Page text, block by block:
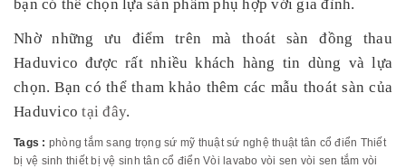
bạn có thể chọn lựa sản phẩm phụ hợp với gia đình.
Nhờ những ưu điểm trên mà thoát sàn đồng thau
Haduvico được rất nhiều khách hàng tin dùng và lựa
chọn. Bạn có thể tham khảo thêm các mẫu thoát sàn của
Haduvicotại đây.
Tags : phòng tắm sang trọng sứ mỹ thuật sứ nghệ thuật tân cổ điển Thiết
bị vệ sinh thiết bị vệ sinh tân cổ điển Vòi lavabo vòi sen vòi sen tắm vòi